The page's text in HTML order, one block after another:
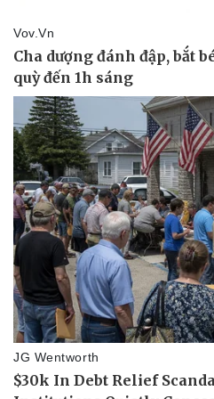
Doanh nhân
Vì cộng đồng